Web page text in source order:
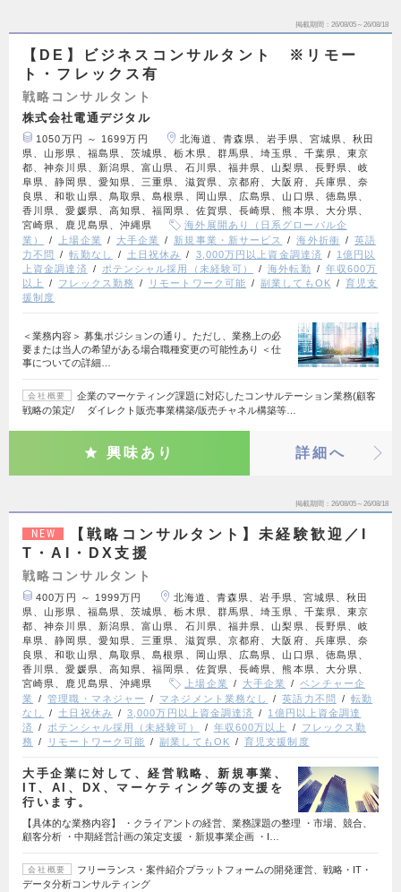
掲載期間 26/08/05～26/08/18
【DE】ビジネスコンサルタント ※リモー
ト・フレックス有
戦略コンサルタント
株式会社電通デジタル
1050万円 ～ 1699万円
北海道、青森県、岩手県、宮城県、秋田
県、山形県、福島県、茨城県、栃木県、群馬県、埼玉県、千葉県、東京
都、神奈川県、新潟県、富山県、石川県、福井県、山梨県、長野県、岐
阜県、静岡県、愛知県、三重県、滋賀県、京都府、大阪府、兵庫県、奈
良県、和歌山県、鳥取県、島根県、岡山県、広島県、山口県、徳島県、
香川県、愛媛県、高知県、福岡県、佐賀県、長崎県、熊本県、大分県、
宮崎県、鹿児島県、沖縄県
海外展開あり（日系グローバル企
業）
上場企業 大手企業 新規事業・新サービス 海外折衝
英語
力不問
転勤なし 土日祝休み 3,000万円以上資金調達済
1億円以
上資金調達済
ポテンシャル採用（未経験可） 海外転勤
年収600万
以上
フレックス勤務 リモートワーク可能 副業してもOK
育児支
援制度
＜業務内容＞ 募集ポジションの通り。ただし、業務上の必
要または当人の希望がある場合職種変更の可能性あり ＜仕
事についての詳細…
会社概要
企業のマーケティング課題に対応したコンサルテーション業務(顧客
戦略の策定/ ダイレクト販売事業構築/販売チャネル構築等…
興味あり 詳細へ
掲載期間 26/08/05～26/08/18
NEW
【戦略コンサルタント】未経験歓迎／I
T・AI・DX支援
戦略コンサルタント
400万円 ～ 1999万円
北海道、青森県、岩手県、宮城県、秋田
県、山形県、福島県、茨城県、栃木県、群馬県、埼玉県、千葉県、東京
都、神奈川県、新潟県、富山県、石川県、福井県、山梨県、長野県、岐
阜県、静岡県、愛知県、三重県、滋賀県、京都府、大阪府、兵庫県、奈
良県、和歌山県、鳥取県、島根県、岡山県、広島県、山口県、徳島県、
香川県、愛媛県、高知県、福岡県、佐賀県、長崎県、熊本県、大分県、
宮崎県、鹿児島県、沖縄県
上場企業 大手企業
ベンチャー企
業
管理職・マネジャー マネジメント業務なし 英語力不問
転勤
なし
土日祝休み 3,000万円以上資金調達済
1億円以上資金調達
済
ポテンシャル採用（未経験可） 年収600万以上
フレックス勤
務
リモートワーク可能 副業してもOK 育児支援制度
大手企業に対して、経営戦略、新規事業、
IT、AI、DX、マーケティング等の支援を
行います。
【具体的な業務内容】 ・クライアントの経営、業務課題の整理 ・市場、競合、
顧客分析 ・中期経営計画の策定支援 ・新規事業企画 ・I…
会社概要
フリーランス・案件紹介プラットフォームの開発運営、戦略・IT・
データ分析コンサルティング